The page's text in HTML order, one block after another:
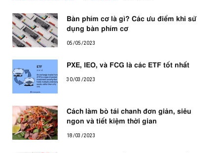
Bàn phím cơ là gì? Các ưu điểm khi sử
dụng bàn phím cơ
05/05/2023
PXE, IEO, và FCG là các ETF tốt nhất
30/03/2023
Cách làm bò tái chanh đơn giản, siêu
ngon và tiết kiệm thời gian
18/03/2023